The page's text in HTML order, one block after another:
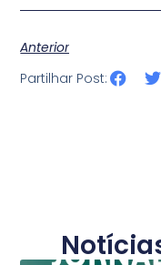
Anterior
Partilhar Post: